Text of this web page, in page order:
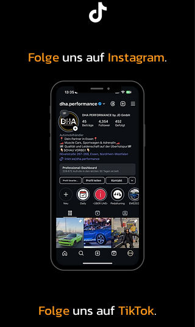
Folgeuns aufInstagram.
Folgeuns aufTikTok.